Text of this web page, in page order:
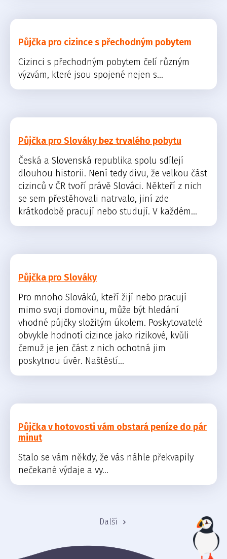
Půjčka pro cizince s přechodným pobytem
Cizinci s přechodným pobytem čelí různým
výzvám, které jsou spojené nejen s...
Půjčka pro Slováky bez trvalého pobytu
Česká a Slovenská republika spolu sdílejí
dlouhou historii. Není tedy divu, že velkou část
cizinců v ČR tvoří právě Slováci. Někteří z nich
se sem přestěhovali natrvalo, jiní zde
krátkodobě pracují nebo studují. V každém...
Půjčka pro Slováky
Pro mnoho Slováků, kteří žijí nebo pracují
mimo svoji domovinu, může být hledání
vhodné půjčky složitým úkolem. Poskytovatelé
obvykle hodnotí cizince jako rizikové, kvůli
čemuž je jen část z nich ochotná jim
poskytnou úvěr. Naštěstí...
Půjčka v hotovosti vám obstará peníze do pár
minut
Stalo se vám někdy, že vás náhle překvapily
nečekané výdaje a vy...
Další